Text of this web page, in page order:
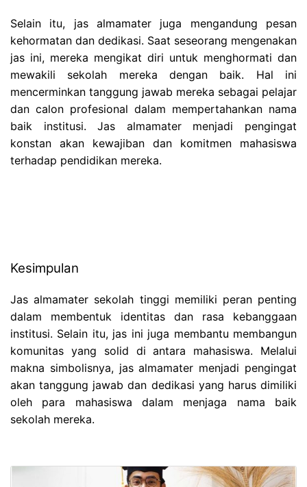
Selain itu, jas almamater juga mengandung pesan
kehormatan dan dedikasi. Saat seseorang mengenakan
jas ini, mereka mengikat diri untuk menghormati dan
mewakili sekolah mereka dengan baik. Hal ini
mencerminkan tanggung jawab mereka sebagai pelajar
dan calon profesional dalam mempertahankan nama
baik institusi. Jas almamater menjadi pengingat
konstan akan kewajiban dan komitmen mahasiswa
terhadap pendidikan mereka.
Kesimpulan
Jas almamater sekolah tinggi memiliki peran penting
dalam membentuk identitas dan rasa kebanggaan
institusi. Selain itu, jas ini juga membantu membangun
komunitas yang solid di antara mahasiswa. Melalui
makna simbolisnya, jas almamater menjadi pengingat
akan tanggung jawab dan dedikasi yang harus dimiliki
oleh para mahasiswa dalam menjaga nama baik
sekolah mereka.